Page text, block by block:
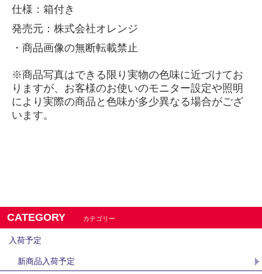
仕様：箱付き
発売元：株式会社オレンジ
・商品画像の無断転載禁止
※商品写真はできる限り実物の色味に近づけてお
りますが、お客様のお使いのモニター設定や照明
により実際の商品と色味が多少異なる場合がござ
います。
CATEGORY カテゴリー
入荷予定
新商品入荷予定